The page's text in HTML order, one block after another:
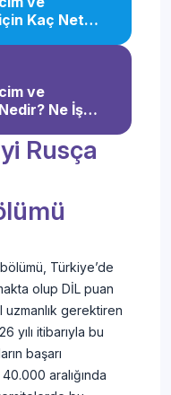
Kaç Net
ve
Ne İş
Rusça
Türkiye’de
olup DİL puan
gerektiren
yılı itibarıyla bu
başarı
aralığında